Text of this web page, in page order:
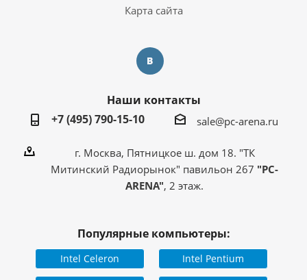
Карта сайта
Наши контакты
+7 (495) 790-15-10
sale@pc-arena.ru
г. Москва, Пятницкое ш. дом 18. "ТК
Митинский Радиорынок" павильон 267 "PC-
ARENA", 2 этаж.
Популярные компьютеры:
Intel Celeron Intel Pentium